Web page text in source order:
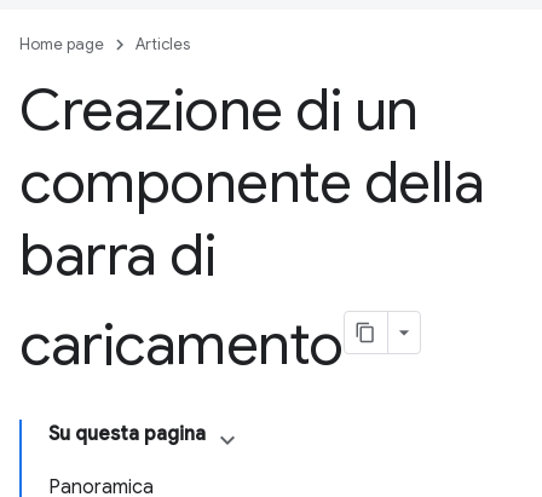
Home page Articles
Creazione di un
componente della
barra di
caricamento
Su questa pagina
Panoramica